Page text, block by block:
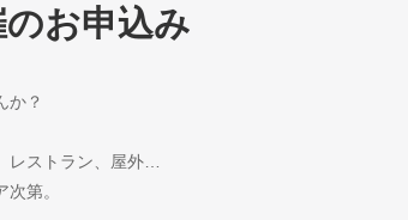
お申込み
か？
レストラン、屋外…
第。